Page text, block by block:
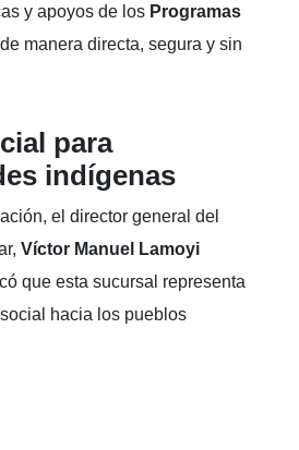
y apoyos de los Programas
de manera directa, segura y sin
para
indígenas
el director general del
Víctor Manuel Lamoyi
que esta sucursal representa
hacia los pueblos